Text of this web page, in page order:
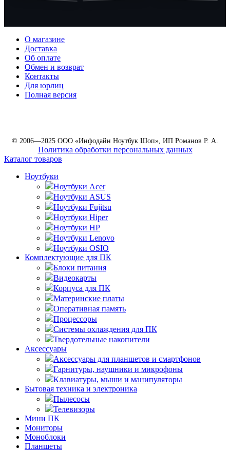
О магазине
Доставка
Об оплате
Обмен и возврат
Контакты
Для юрлиц
Полная версия
© 2006—2025 ООО «Инфодайн Ноутбук Шоп», ИП Романов Р. А.
Политика обработки персональных данных
Каталог товаров
Ноутбуки
Ноутбуки Acer
Ноутбуки ASUS
Ноутбуки Fujitsu
Ноутбуки Hiper
Ноутбуки HP
Ноутбуки Lenovo
Ноутбуки OSIO
Комплектующие для ПК
Блоки питания
Видеокарты
Корпуса для ПК
Материнские платы
Оперативная память
Процессоры
Системы охлаждения для ПК
Твердотельные накопители
Аксессуары
Аксессуары для планшетов и смартфонов
Гарнитуры, наушники и микрофоны
Клавиатуры, мыши и манипуляторы
Бытовая техника и электроника
Пылесосы
Телевизоры
Мини ПК
Мониторы
Моноблоки
Планшеты